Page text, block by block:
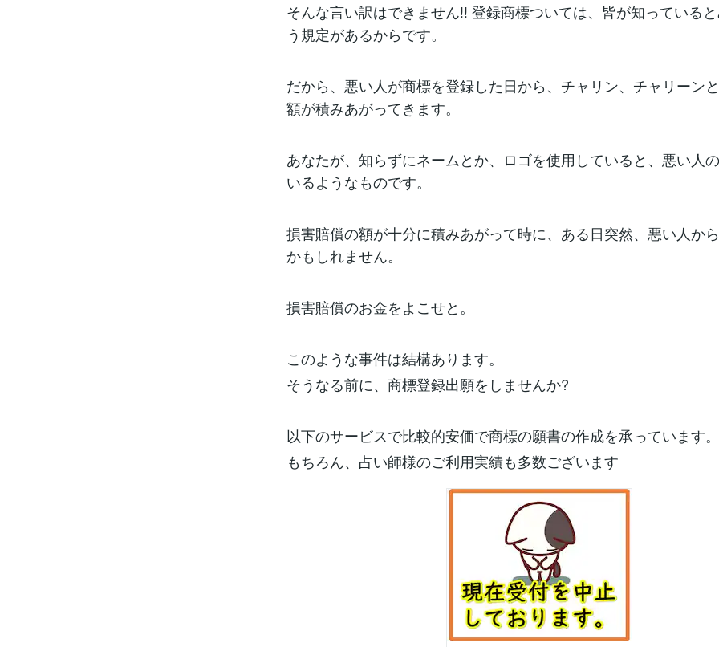
そんな言い訳はできません!! 登録商標ついては、皆が知っている
う規定があるからです。
だから、悪い人が商標を登録した日から、チャリン、チャリーン
額が積みあがってきます。
あなたが、知らずにネームとか、ロゴを使用していると、悪い人
いるようなものです。
損害賠償の額が十分に積みあがって時に、ある日突然、悪い人か
かもしれません。
損害賠償のお金をよこせと。
このような事件は結構あります。
そうなる前に、商標登録出願をしませんか?
以下のサービスで比較的安価で商標の願書の作成を承っています。
もちろん、占い師様のご利用実績も多数ございます